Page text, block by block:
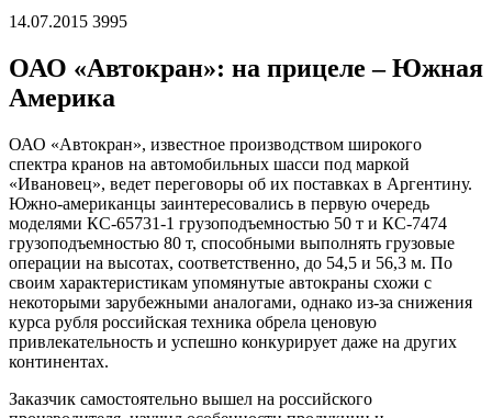
14.07.2015 3995
ОАО «Автокран»: на прицеле – Южная
Америка
ОАО «Автокран», известное производством широкого
спектра кранов на автомобильных шасси под маркой
«Ивановец», ведет переговоры об их поставках в Аргентину.
Южно-американцы заинтересовались в первую очередь
моделями КС-65731-1 грузоподъемностью 50 т и КС-7474
грузоподъемностью 80 т, способными выполнять грузовые
операции на высотах, соответственно, до 54,5 и 56,3 м. По
своим характеристикам упомянутые автокраны схожи с
некоторыми зарубежными аналогами, однако из-за снижения
курса рубля российская техника обрела ценовую
привлекательность и успешно конкурирует даже на других
континентах.
Заказчик самостоятельно вышел на российского